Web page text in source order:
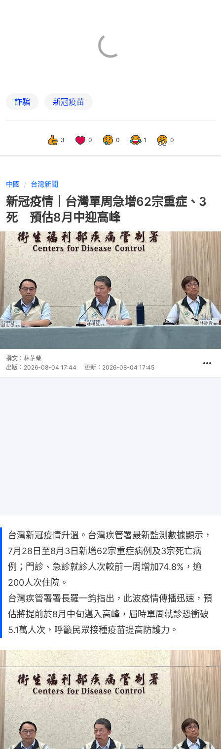
詐騙 新冠疫苗
3 0 0 1 0
中國 台灣新聞
新冠疫情｜台灣單周急增62宗重症、3
死 預估8月中迎高峰
撰文： 林芷瑩
出版： 2026-08-04 17:44 更新： 2026-08-04 17:45
台灣新冠疫情升溫。台灣疾管署最新監測數據顯示，
7月28日至8月3日新增62宗重症病例及3宗死亡病
例；門診、急診就診人次較前一周增加74.8%，逾
200人次住院。
台灣疾管署署長羅一鈞指出，此波疫情傳播迅速，預
估將提前於8月中旬邁入高峰，屆時單周就診恐衝破
5.1萬人次，呼籲民眾接種疫苗提高防護力。